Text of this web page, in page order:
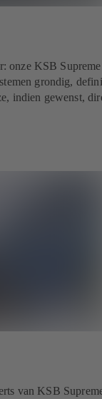
onze KSB
grondig,
indien gewenst,
van KSB